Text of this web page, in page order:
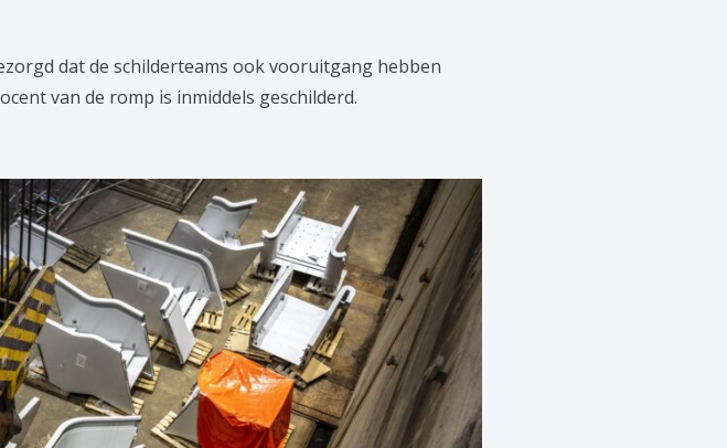
dat de schilderteams ook vooruitgang hebben
van de romp is inmiddels geschilderd.